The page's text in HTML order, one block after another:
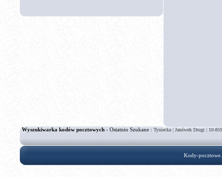
Wyszukiwarka kodów pocztowych - Ostatnio Szukane : Tyniecka|Janówek Drugi|10-859
Kody-